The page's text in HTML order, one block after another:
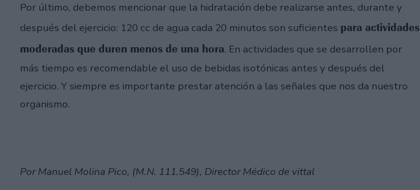
Por último, debemos mencionar que la hidratación debe realizarse antes, durante y
después del ejercicio: 120 cc de agua cada 20 minutos son suficientes para actividades
moderadas que duren menos de una hora. En actividades que se desarrollen por
más tiempo es recomendable el uso de bebidas isotónicas antes y después del
ejercicio. Y siempre es importante prestar atención a las señales que nos da nuestro
organismo.
Por Manuel Molina Pico, (M.N. 111.549), Director Médico de vittal